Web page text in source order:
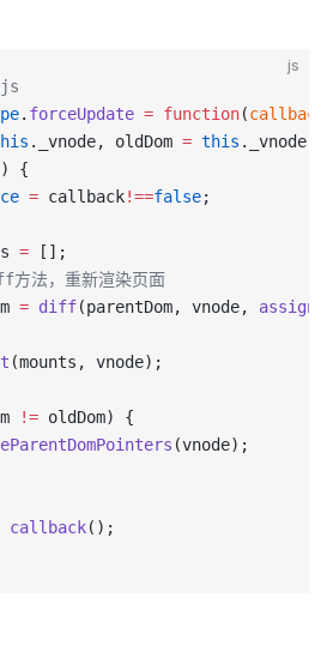
js
. forceUpdate = function(callback
._vnode, oldDom = this
{
= callback!==false;
= [];
法，重新渲染页面
= diff(parentDom, vnode, assign
(mounts, vnode);
!= oldDom) {
(vnode);
callback();